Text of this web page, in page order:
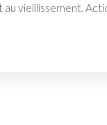
au vieillissement.